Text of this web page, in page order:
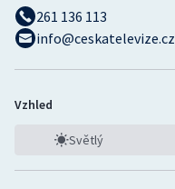
261 136 113
info@ceskatelevize.cz
Vzhled
Světlý